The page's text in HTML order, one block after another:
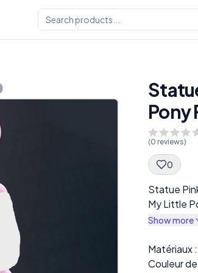
Pony
(0 reviews)
0
Spec
Statue
My Little
Show more
Description
Matériaux
Couleur